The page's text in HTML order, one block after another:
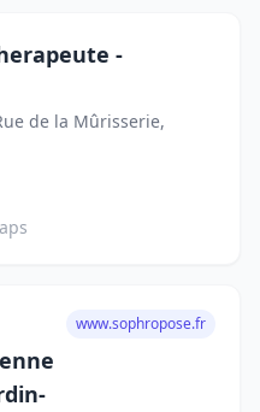
-
de la Mûrisserie,
www.sophropose.fr